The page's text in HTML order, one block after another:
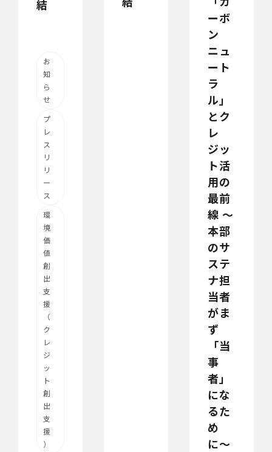
結
お
知
ら
せ
プ
レ
ス
リ
リ
ー
ス
環
境
価
値
創
出
支
援
（
ク
レ
ジ
ッ
ト
創
出
支
援
）
ーボ
ン
ニュ
ート
ラ
ル」
とク
レ
ジッ
ト活
用の
最前
線 〜
本部
のサ
ステ
ナ担
当者
がま
ず
「当
事
者」
にな
るた
め
に〜